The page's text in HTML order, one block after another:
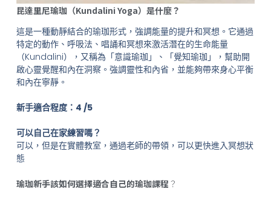
昆達里尼瑜珈（Kundalini Yoga）是什麼？
這是一種動靜結合的瑜珈形式，強調能量的提升和冥想。它通過
特定的動作、呼吸法、唱誦和冥想來激活潛在的生命能量
（Kundalini），又稱為「意識瑜珈」、「覺知瑜珈」，幫助開
啟心靈覺醒和內在洞察。強調靈性和內省，並能夠帶來身心平衡
和內在寧靜。
新手適合程度：4 /5
可以自己在家練習嗎？
可以，但是在實體教室，通過老師的帶領，可以更快進入冥想狀
態
瑜珈新手該如何選擇適合自己的瑜珈課程 ？